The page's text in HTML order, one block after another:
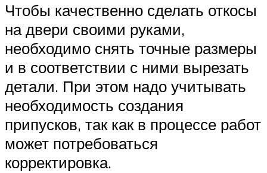
Чтобы качественно сделать откосы
на двери своими руками,
необходимо снять точные размеры
и в соответствии с ними вырезать
детали. При этом надо учитывать
необходимость создания
припусков, так как в процессе работ
может потребоваться
корректировка.